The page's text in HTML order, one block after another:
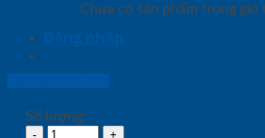
Chưa có sản phẩm trong giỏ
Đăng nhập
Số lượng: